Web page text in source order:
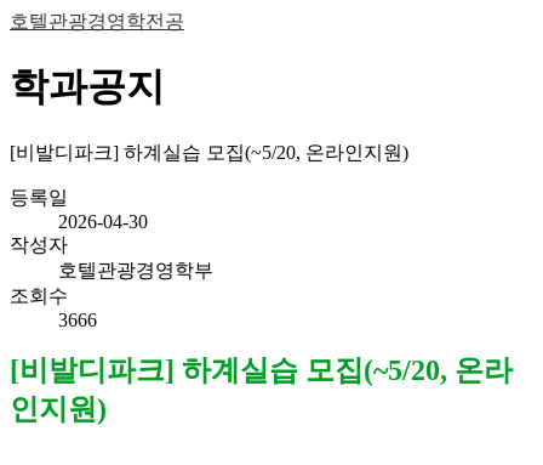
호텔관광경영학전공
학과공지
[비발디파크] 하계실습 모집(~5/20, 온라인지원)
등록일
2026-04-30
작성자
호텔관광경영학부
조회수
3666
[비발디파크] 하계실습 모집(~5/20, 온라
인지원)